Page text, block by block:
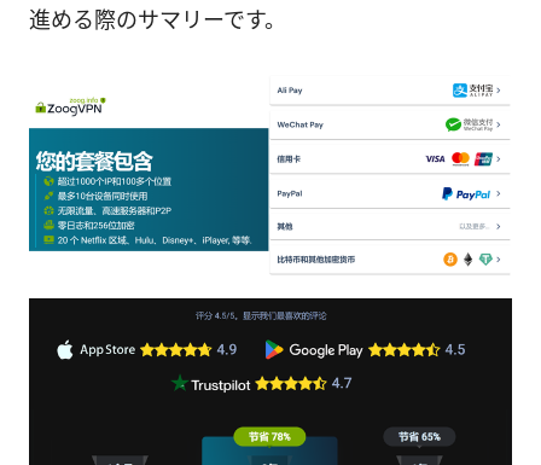
進める際のサマリーです。